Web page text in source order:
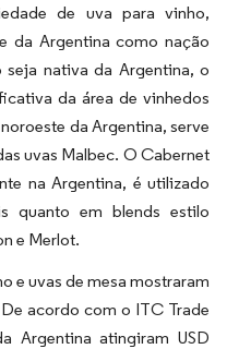
de uva para vinho,
da Argentina como nação
nativa da Argentina, o
da área de vinhedos
da Argentina, serve
uvas Malbec. O Cabernet
na Argentina, é utilizado
quanto em blends estilo
e Merlot.
e uvas de mesa mostraram
acordo com o ITC Trade
Argentina atingiram USD